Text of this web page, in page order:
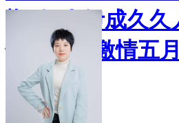
椒_伊人伊成久久
情五月婷激情五
Menu
17705733608